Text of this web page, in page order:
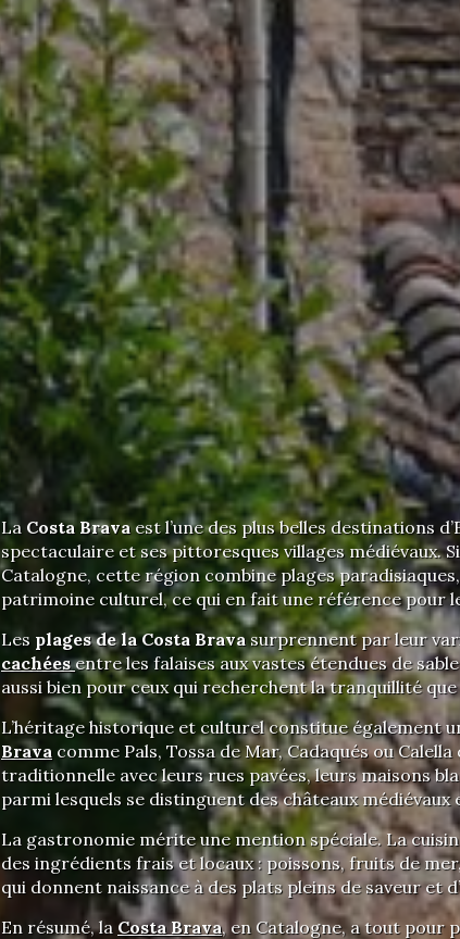
La Costa Bravaest l’une des plus belles destinations
spectaculaire et ses pittoresques villages médiévaux.
Catalogne, cette région combine plages
patrimoine culturel, ce qui en fait une référence pour
Les plages de la Costa Bravasurprennent par leur
cachéesentre les falaises aux vastes étendues de
aussi bien pour ceux qui recherchent la tranquillité
L’héritage historique et culturel constitue également
Brava comme Pals, Tossa de Mar, Cadaqués ou
traditionnelle avec leurs rues pavées, leurs maisons
parmi lesquels se distinguent des châteaux médiévaux
La gastronomie mérite une mention spéciale. La
des ingrédients frais et locaux : poissons, fruits de
qui donnent naissance à des plats pleins de saveur et
En résumé, la Costa Brava, en Catalogne, a tout pour